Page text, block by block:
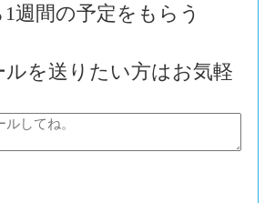
週間の予定をもらう
ルを送りたい方はお気軽